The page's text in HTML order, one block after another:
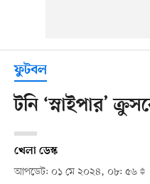
ফুটবল
টনি ‘স্নাইপার’
খেলা ডেস্ক
আপডেট: ০১ মে ২০২৪, ০৮: ৫৬